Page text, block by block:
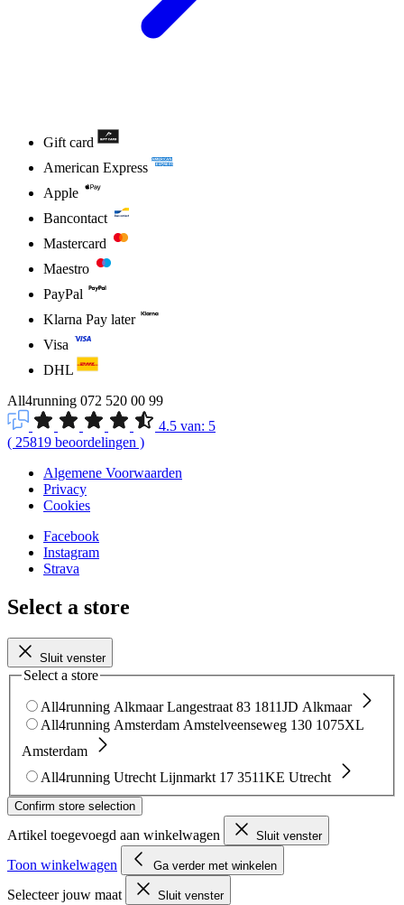
Gift card
American Express
Apple
Bancontact
Mastercard
Maestro
PayPal
Klarna Pay later
Visa
DHL
All4running 072 520 00 99
4.5 van: 5
( 25819 beoordelingen )
Algemene Voorwaarden
Privacy
Cookies
Facebook
Instagram
Strava
Select a store
Sluit venster
Select a store
All4running Alkmaar Langestraat 83 1811JD Alkmaar
All4running Amsterdam Amstelveenseweg 130 1075XL
Amsterdam
All4running Utrecht Lijnmarkt 17 3511KE Utrecht
Confirm store selection
Artikel toegevoegd aan winkelwagen Sluit venster
Toon winkelwagen Ga verder met winkelen
Selecteer jouw maat Sluit venster